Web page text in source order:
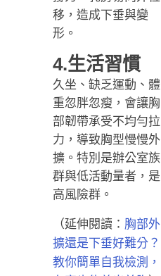
移，造成下垂與變
形。
4.生活習慣
久坐、缺乏運動、體
重忽胖忽瘦，會讓胸
部韌帶承受不均勻拉
力，導致胸型慢慢外
擴。特別是辦公室族
群與低活動量者，是
高風險群。
（延伸閱讀： 胸部外
擴還是下垂好難分？
教你簡單自我檢測，